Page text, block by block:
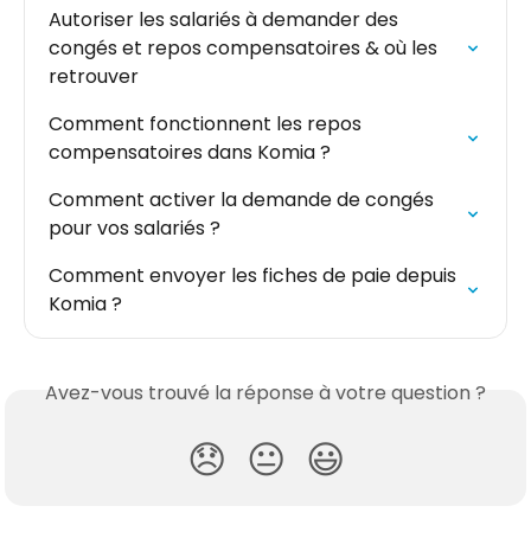
Autoriser les salariés à demander des
congés et repos compensatoires & où les
retrouver
Comment fonctionnent les repos
compensatoires dans Komia ?
Comment activer la demande de congés
pour vos salariés ?
Comment envoyer les fiches de paie depuis
Komia ?
Avez-vous trouvé la réponse à votre question ?
😞 😐 😃